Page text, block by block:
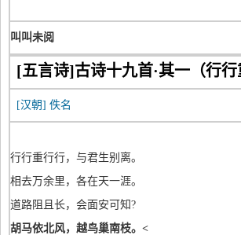
叫叫未阅
[五言诗]古诗十九首·其一（行
[汉朝] 佚名
行行重行行，与君生别离。
相去万余里，各在天一涯。
道路阻且长，会面安可知?
胡马依北风，越鸟巢南枝。<